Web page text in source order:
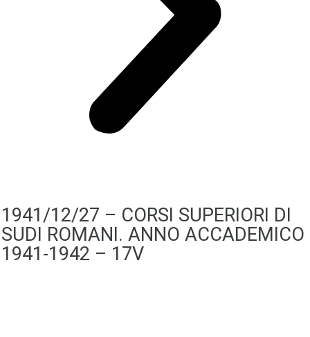
1941/12/27 – CORSI SUPERIORI DI
SUDI ROMANI. ANNO ACCADEMICO
1941-1942 – 17V